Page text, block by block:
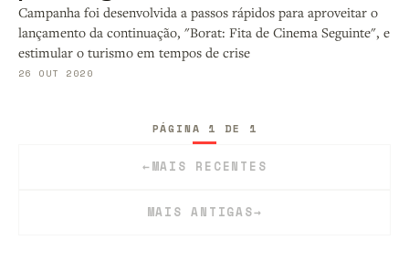
Campanha foi desenvolvida a passos rápidos para aproveitar o
lançamento da continuação, "Borat: Fita de Cinema Seguinte", e
estimular o turismo em tempos de crise
26 OUT 2020
←MAIS RECENTES
PÁGINA 1 DE 1
MAIS ANTIGAS→